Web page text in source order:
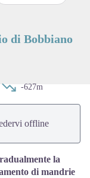
in full screen
di Bobbiano
-627m
offline
la
di mandrie